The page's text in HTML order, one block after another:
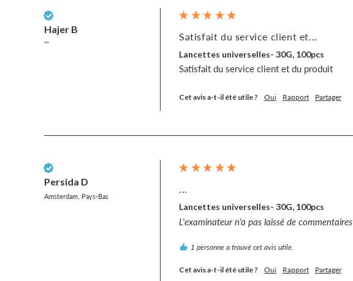
Hajer B
""
Satisfait du service client et...
Lancettes universelles- 30G, 100pcs
Satisfait du service client et du produit
Cet avis a-t-il été utile ? Oui Rapport Partager
Persida D
Amsterdam, Pays-Bas
...
Lancettes universelles- 30G, 100pcs
L'examinateur n'a pas laissé de commentaires
1 personne a trouvé cet avis utile.
Cet avis a-t-il été utile ? Oui Rapport Partager